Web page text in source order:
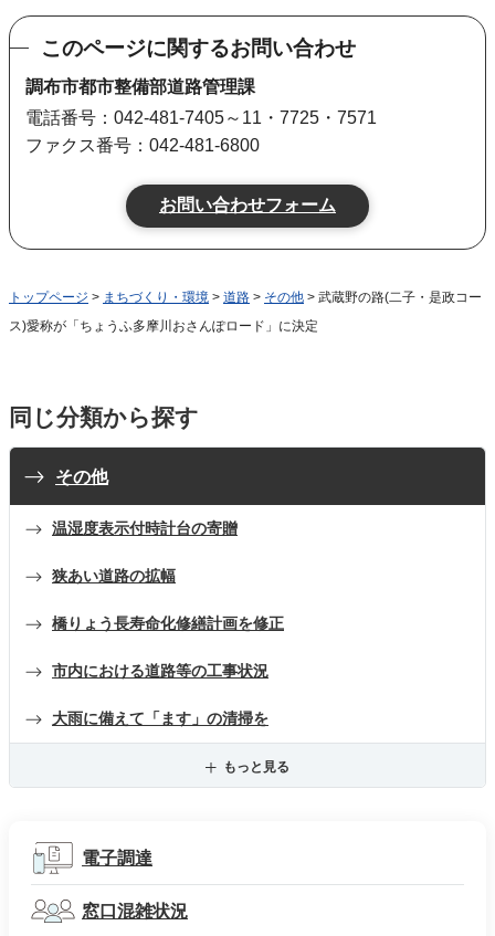
このページに関するお問い合わせ
調布市都市整備部道路管理課
電話番号：042-481-7405～11・7725・7571
ファクス番号：042-481-6800
トップページ > まちづくり・環境 > 道路 > その他 > 武蔵野の路(二子・是政コー
ス)愛称が「ちょうふ多摩川おさんぽロード」に決定
同じ分類から探す
その他
温湿度表示付時計台の寄贈
狭あい道路の拡幅
橋りょう長寿命化修繕計画を修正
市内における道路等の工事状況
大雨に備えて「ます」の清掃を
もっと見る
電子調達
窓口混雑状況